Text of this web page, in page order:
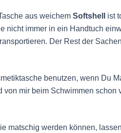
aus weichem Softshell
ist
nicht immer in ein Handtuch
Der Rest der
benutzen, wenn Du
von mir beim Schwimmen schon
matschig werden können,